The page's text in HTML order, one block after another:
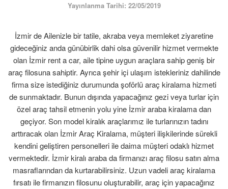
HAKKIMIZDA
FİYAT LİSTESİ
TRANSFER
KIRALAMA KOŞULLARI
FILO KIRALAMA
S.S.S.
İLETİŞİM
ÜYE GİRİŞİ / KAYIT
Yayınlanma Tarihi: 22/05/2019
İzmir de Ailenizle bir tatile, akraba veya memleket ziyaretine
gideceğiniz anda günübirlik dahi olsa güvenilir hizmet vermekte
olan İzmir rent a car, aile tipine uygun araçlara sahip geniş bir
araç filosuna sahiptir. Ayrıca şehir içi ulaşım istekleriniz dahilinde
firma size istediğiniz durumunda şoförlü araç kiralama hizmeti
de sunmaktadır. Bunun dışında yapacağınız gezi veya turlar için
özel araç tahsil etmenin yolu yine İzmir araba kiralama dan
geçiyor. Son model kiralık araçlarımız ile turlarınızın tadını
arttıracak olan İzmir Araç Kiralama, müşteri ilişkilerinde sürekli
kendini geliştiren personelleri ile daima müşteri odaklı hizmet
vermektedir. İzmir kiralı araba da firmanızı araç filosu satın alma
masraflarından da kurtarabilirsiniz. Uzun vadeli araç kiralama
fırsatı ile firmanızın filosunu oluşturabilir, araç için yapacağınız